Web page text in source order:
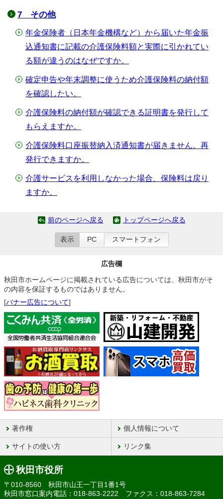
7 その他
年金保険者（日本年金機構など）から届いた年金振
込通知書に記載の介護保険料額と実際に引かれてい
る額が違うのはなぜですか。
確定申告や年末調整に使うため介護保険料の納付額
を確認したい。
介護保険料の納付額が確認できる証明書を発行して
もらえますか。
介護保険料口座振替納入済通知書が届きません。再
発行できますか。
介護サービスを利用しなかった場合、保険料は戻り
ますか。
前のページへ戻る トップページへ戻る
表示 PC スマートフォン
広告欄
秋田市ホームページに掲載されている広告については、秋田市がそ
の内容を保証するものではありません。
[バナー広告について]
著作権 個人情報について
サイトの使い方 リンク集
秋田市役所
〒010-8560 秋田市山王一丁目1番1号
秋田市窓口案内電話：018-863-2222 ファクス：018-863-7284